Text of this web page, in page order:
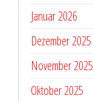
Januar 2026
Dezember 2025
November 2025
Oktober 2025